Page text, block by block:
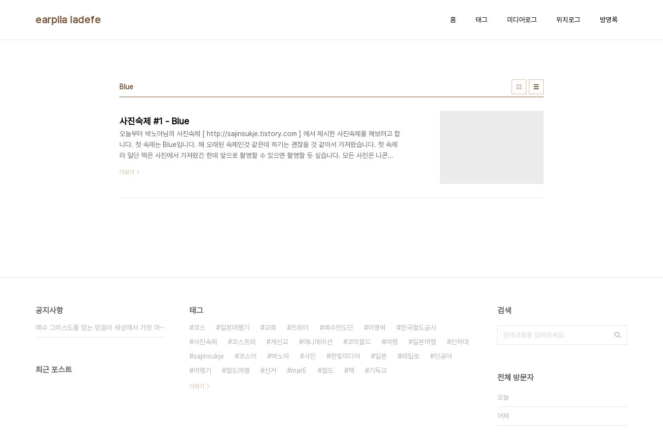
earpila ladefe 홈 태그 미디어로그 위치로그 방명록
Blue
사진숙제 #1 - Blue
오늘부터 박노아님의 사진숙제 [ http://sajinsukje.tistory.com ] 에서 제시한 사진숙제를 해보려고 합
니다. 첫 숙제는 Blue입니다. 꽤 오래된 숙제인것 같은데 하기는 괜찮을 것 같아서 가져왔습니다. 첫 숙제
라 일단 찍은 사진에서 가져왔긴 한데 앞으로 촬영할 수 있으면 촬영할 듯 싶습니다. 모든 사진은 니콘
는 @72dpi, 525*700 선에서 남기지 않을까 싶습니다.) 숙제 요청자의 요청에 따라 오른쪽 금지, 낙관
Incheo..
더보기
공지사항
예수 그리스도를 믿는 믿음이 세상에서 가장 아⋯
최근 포스트
태그
코스 일본여행기 교회 트위터 예수전도단 이명박
한국철도공사
사진숙제
코스프레 개신교 애니메이션 코믹월드 여행 일본여행
인하대
sajinsukje
코스어 박노아 사진 한빛미디어 일본 레일로
인공어
여행기
철도여행 선거 marE 철도 책 기독교
더보기
검색
전체 방문자
오늘
어제